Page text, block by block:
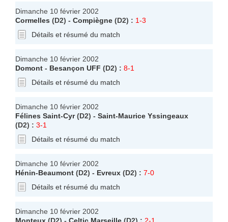
Dimanche 10 février 2002
Cormelles (D2) - Compiègne (D2) : 1-3
Détails et résumé du match
Dimanche 10 février 2002
Domont - Besançon UFF (D2) : 8-1
Détails et résumé du match
Dimanche 10 février 2002
Félines Saint-Cyr(D2) - Saint-Maurice Yssingeaux
(D2) : 3-1
Détails et résumé du match
Dimanche 10 février 2002
Hénin-Beaumont (D2) - Evreux (D2) : 7-0
Détails et résumé du match
Dimanche 10 février 2002